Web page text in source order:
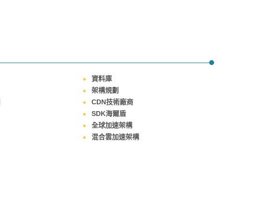
資料庫
架構規劃
CDN技術廠商
SDK海爾盾
全球加速架構
混合雲加速架構